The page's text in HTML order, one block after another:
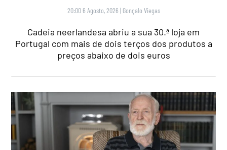
20:00 6 Agosto, 2026 | Gonçalo Viegas
Cadeia neerlandesa abriu a sua 30.ª loja em
Portugal com mais de dois terços dos produtos a
preços abaixo de dois euros